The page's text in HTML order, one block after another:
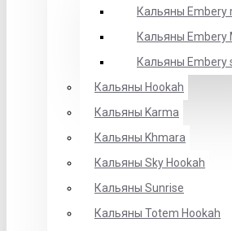
Кальяны Embery
Кальяны Embery
Кальяны Embery
Кальяны Hookah
Кальяны Karma
Кальяны Khmara
Кальяны Sky Hookah
Кальяны Sunrise
Кальяны Totem Hookah